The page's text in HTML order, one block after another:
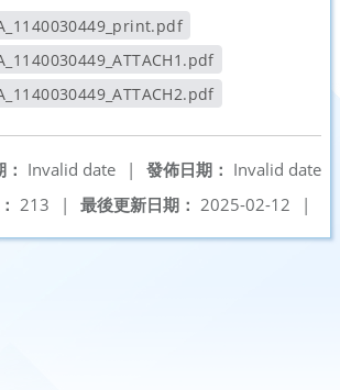
另開新視窗
另開新視窗
發佈日期： Invalid date
Invalid date
|
最後更新日期： 2025-02-12 |
213 |